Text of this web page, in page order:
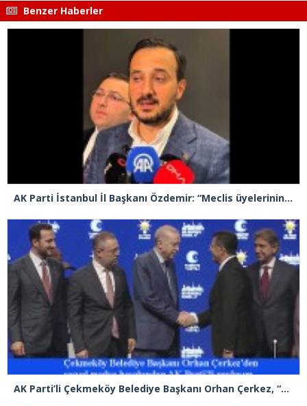
Benzer Haberler
AK Parti İstanbul İl Başkanı Özdemir: “Meclis üyelerinin hür iradesinin sandığa yansıması için tüm hukukçularımızla gerekli başvurumuzu yapacağız”
AK Parti’li Çekmeköy Belediye Başkanı Orhan Çerkez, “Vira Bismillah…” dedi